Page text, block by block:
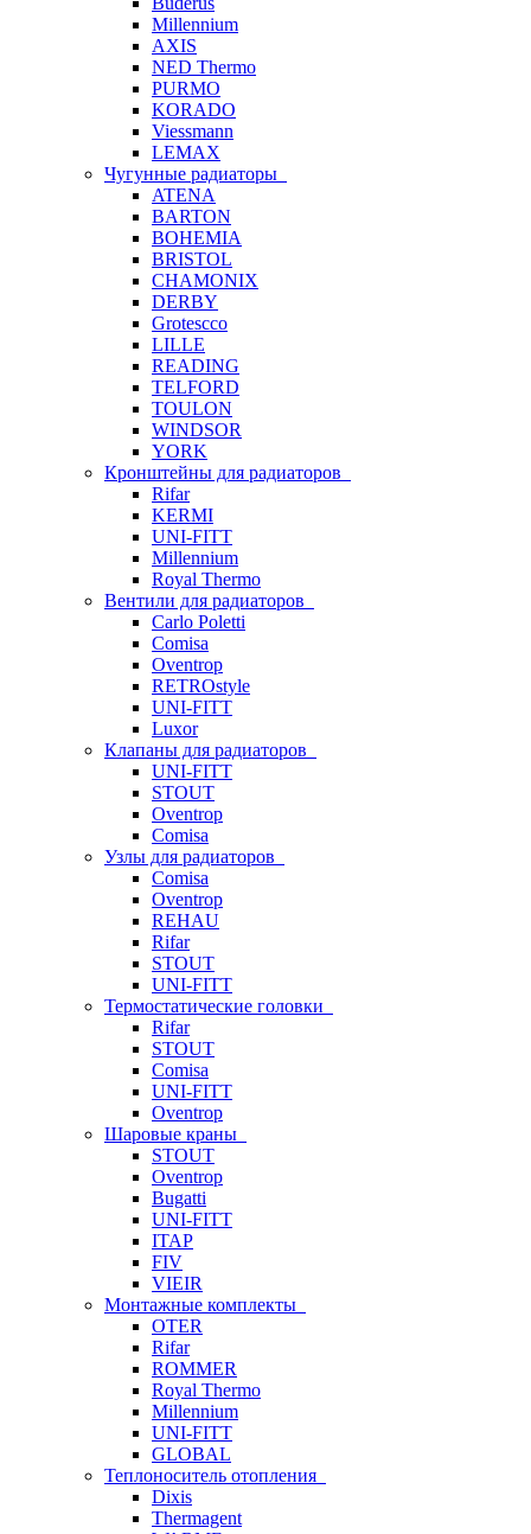
Millennium
AXIS
NED Thermo
PURMO
KORADO
Viessmann
LEMAX
Чугунные радиаторы
ATENA
BARTON
BOHEMIA
BRISTOL
CHAMONIX
DERBY
Grotescco
LILLE
READING
TELFORD
TOULON
WINDSOR
YORK
Кронштейны для радиаторов
Rifar
KERMI
UNI-FITT
Millennium
Royal Thermo
Вентили для радиаторов
Carlo Poletti
Comisa
Oventrop
RETROstyle
UNI-FITT
Luxor
Клапаны для радиаторов
UNI-FITT
STOUT
Oventrop
Comisa
Узлы для радиаторов
Comisa
Oventrop
REHAU
Rifar
STOUT
UNI-FITT
Термостатические головки
Rifar
STOUT
Comisa
UNI-FITT
Oventrop
Шаровые краны
STOUT
Oventrop
Bugatti
UNI-FITT
ITAP
FIV
VIEIR
Монтажные комплекты
OTER
Rifar
ROMMER
Royal Thermo
Millennium
UNI-FITT
GLOBAL
Теплоноситель отопления
Dixis
Thermagent